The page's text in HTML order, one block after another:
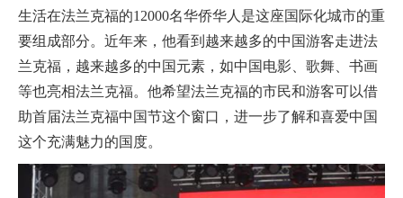
生活在法兰克福的12000名华侨华人是这座国际化城市的重
要组成部分。近年来，他看到越来越多的中国游客走进法
兰克福，越来越多的中国元素，如中国电影、歌舞、书画
等也亮相法兰克福。他希望法兰克福的市民和游客可以借
助首届法兰克福中国节这个窗口，进一步了解和喜爱中国
这个充满魅力的国度。